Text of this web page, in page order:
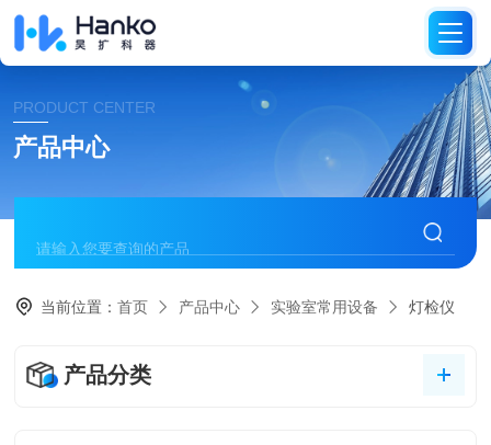
PRODUCT CENTER
产品中心
当前位置：首页 产品中心 实验室常用设备 灯检仪
产品分类